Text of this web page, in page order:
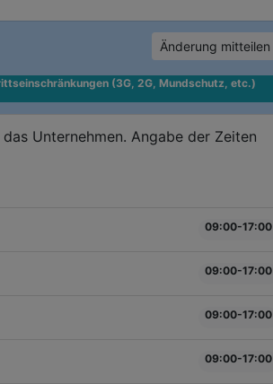
Änderung mitteilen
(3G, 2G, Mundschutz, etc.)
Unternehmen. Angabe der Zeiten
09:00-17:00
09:00-17:00
09:00-17:00
09:00-17:00